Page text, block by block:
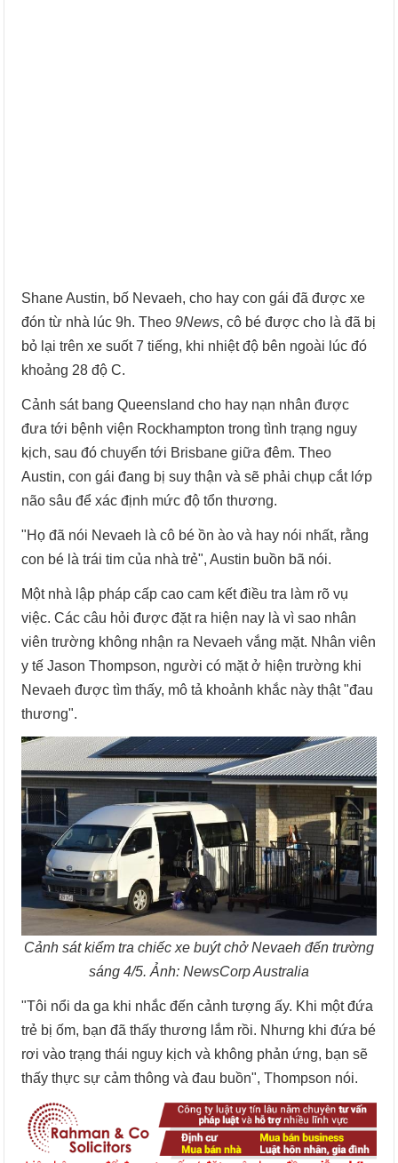
Shane Austin, bố Nevaeh, cho hay con gái đã được xe
đón từ nhà lúc 9h. Theo9News, cô bé được cho là đã bị
bỏ lại trên xe suốt 7 tiếng, khi nhiệt độ bên ngoài lúc đó
khoảng 28 độ C.
Cảnh sát bang Queensland cho hay nạn nhân được
đưa tới bệnh viện Rockhampton trong tình trạng nguy
kịch, sau đó chuyển tới Brisbane giữa đêm. Theo
Austin, con gái đang bị suy thận và sẽ phải chụp cắt lớp
não sâu để xác định mức độ tổn thương.
"Họ đã nói Nevaeh là cô bé ồn ào và hay nói nhất, rằng
con bé là trái tim của nhà trẻ", Austin buồn bã nói.
Một nhà lập pháp cấp cao cam kết điều tra làm rõ vụ
việc. Các câu hỏi được đặt ra hiện nay là vì sao nhân
viên trường không nhận ra Nevaeh vắng mặt. Nhân viên
y tế Jason Thompson, người có mặt ở hiện trường khi
Nevaeh được tìm thấy, mô tả khoảnh khắc này thật "đau
thương".
Cảnh sát kiểm tra chiếc xe buýt chở Nevaeh đến trường
sáng 4/5. Ảnh: NewsCorp Australia
"Tôi nổi da ga khi nhắc đến cảnh tượng ấy. Khi một đứa
trẻ bị ốm, bạn đã thấy thương lắm rồi. Nhưng khi đứa bé
rơi vào trạng thái nguy kịch và không phản ứng, bạn sẽ
thấy thực sự cảm thông và đau buồn", Thompson nói.